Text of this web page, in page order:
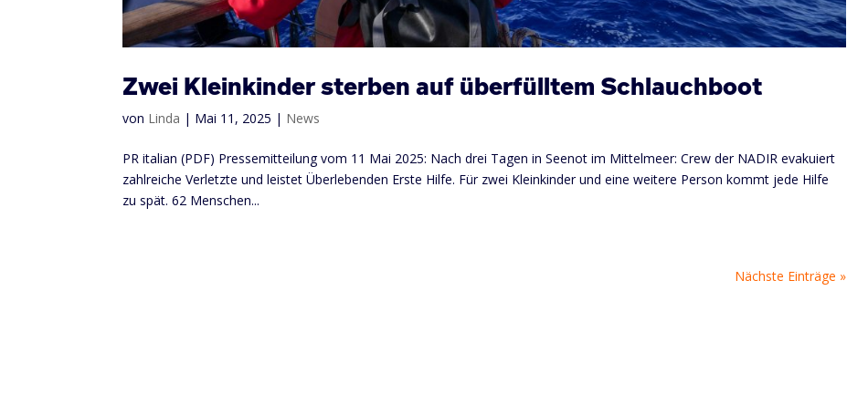
Zwei Kleinkinder sterben auf überfülltem Schlauchboot
von Linda | Mai 11, 2025 | News
PR italian (PDF) Pressemitteilung vom 11 Mai 2025: Nach drei Tagen in Seenot im Mittelmeer: Crew der NADIR evakuiert
zahlreiche Verletzte und leistet Überlebenden Erste Hilfe. Für zwei Kleinkinder und eine weitere Person kommt jede Hilfe
zu spät. 62 Menschen...
Nächste Einträge »